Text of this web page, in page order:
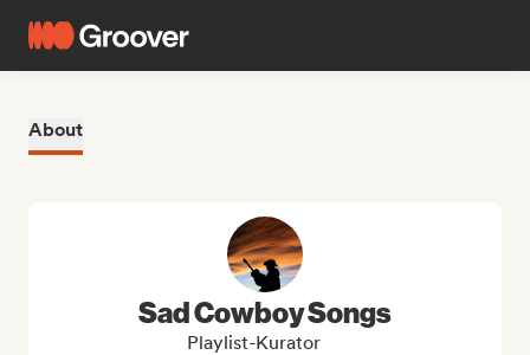
About
Sad Cowboy Songs
Playlist-Kurator